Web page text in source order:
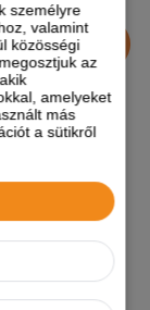
személyre
valamint
közösségi
az
amelyeket
más
a sütikről